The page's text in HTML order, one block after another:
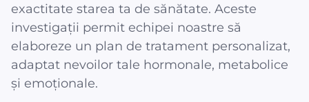
exactitate starea ta de sănătate. Aceste
investigații permit echipei noastre să
elaboreze un plan de tratament personalizat,
adaptat nevoilor tale hormonale, metabolice
și emoționale.